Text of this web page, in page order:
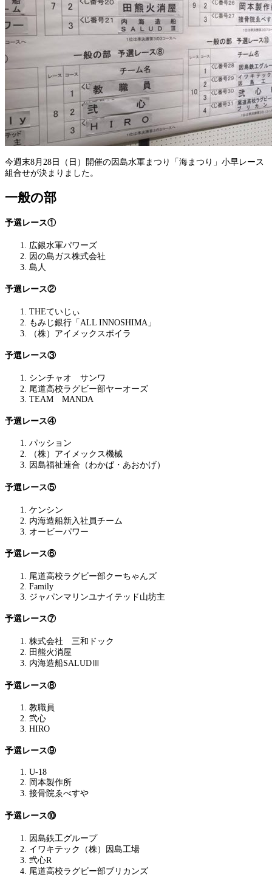
今週末8月28日（日）開催の因島水軍まつり「海まつり」小早レース
組合せが決まりました。
一般の部
予選レース①
広銀水軍パワーズ
因の島ガス株式会社
島人
予選レース②
THEていじぃ
もみじ銀行「ALL INNOSHIMA」
（株）アイメックスボイラ
予選レース③
シンチャオ サンワ
尾道高校ラグビー部ヤーオーズ
TEAM MANDA
予選レース④
パッション
（株）アイメックス機械
因島福祉連合（わかば・あおかげ）
予選レース⑤
ケンシン
内海造船新入社員チーム
オービーパワー
予選レース⑥
尾道高校ラグビー部クーちゃんズ
Family
ジャパンマリンユナイテッド山坊主
予選レース⑦
株式会社 三和ドック
田熊火消屋
内海造船SALUDⅢ
予選レース⑧
教職員
弐心
HIRO
予選レース⑨
U-18
岡本製作所
接骨院ゑべすや
予選レース⑩
因島鉄工グループ
イワキテック（株）因島工場
弐心R
尾道高校ラグビー部ブリカンズ